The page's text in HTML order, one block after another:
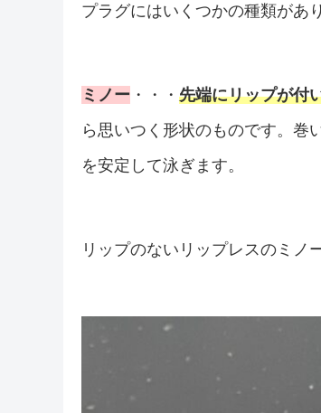
プラグにはいくつかの種類があ
ミノー・・・ 先端にリップが付
ら思いつく形状のものです。巻
を安定して泳ぎます。
リップのないリップレスのミノ